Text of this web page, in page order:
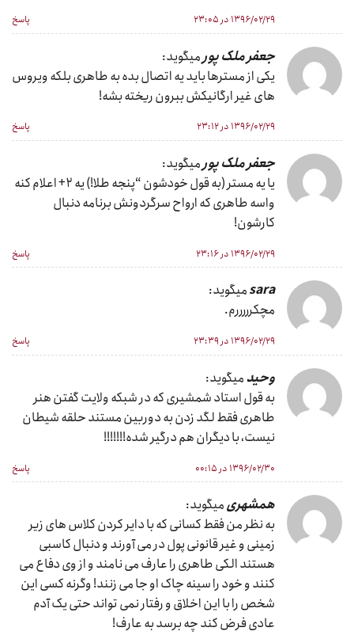
۱۳۹۶/۰۲/۲۹ در ۲۳:۰۵ پاسخ
جعفر ملک پورمیگوید:
یکی از مسترها باید یه اتصال بده به طاهری بلکه ویروس
های غیر ارگانیکش ببرون ریخته بشه!
۱۳۹۶/۰۲/۲۹ در ۲۳:۱۲ پاسخ
جعفر ملک پورمیگوید:
یا یه مستر (به قول خودشون “پنجه طلا!) یه ۲+ اعلام کنه
واسه طاهری که ارواح سرگردونش برنامه دنبال
کارشون!
۱۳۹۶/۰۲/۲۹ در ۲۳:۱۶ پاسخ
saraمیگوید:
مچکرررررم.
۱۳۹۶/۰۲/۲۹ در ۲۳:۳۹ پاسخ
وحیدمیگوید:
به قول استاد شمشیری که در شبکه ولایت گفتن هنر
طاهری فقط لگد زدن به دوربین مستند حلقه شیطان
نیست، با دیگران هم درگیر شده!!!!!!!
۱۳۹۶/۰۲/۳۰ در ۰۰:۱۵ پاسخ
همشهریمیگوید:
به نظر من فقط کسانی که با دایر کردن کلاس های زیر
زمینی و غیر قانونی پول در می آورند و دنبال کاسبی
هستند الکی طاهری را عارف می نامند و از وی دفاع می
کنند و خود را سینه چاک او جا می زنند! وگرنه کسی این
شخص را با این اخلاق و رفتار نمی تواند حتی یک آدم
عادی فرض کند چه برسد به عارف!